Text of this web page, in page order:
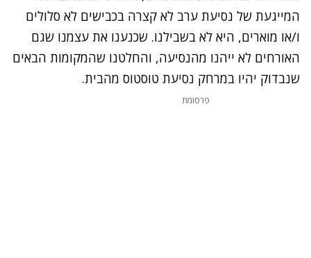
המייגעת של נסיעת ערב לא קצרה בכבישים לא סלולים
ו/או מוארים, היא לא בשבילנו. שכנענו את עצמנו שגם
האורחים לא ייהנו מהנסיעה, והחלטנו שהמקומות הבאים
שנבדוק יהיו במרחק נסיעת טוסטוס מהבית.
פרסומת